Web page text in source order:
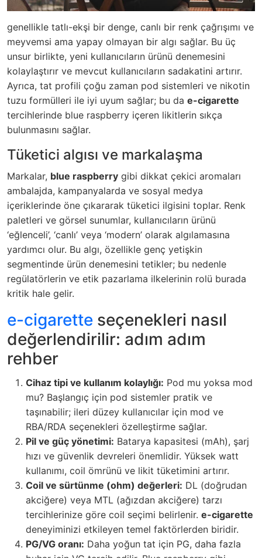
genellikle tatlı-ekşi bir denge, canlı bir renk çağrışımı ve
meyvemsi ama yapay olmayan bir algı sağlar. Bu üç
unsur birlikte, yeni kullanıcıların ürünü denemesini
kolaylaştırır ve mevcut kullanıcıların sadakatini artırır.
Ayrıca, tat profili çoğu zaman pod sistemleri ve nikotin
tuzu formülleri ile iyi uyum sağlar; bu da e-cigarette
tercihlerinde blue raspberry içeren likitlerin sıkça
bulunmasını sağlar.
Tüketici algısı ve markalaşma
Markalar, blue raspberry gibi dikkat çekici aromaları
ambalajda, kampanyalarda ve sosyal medya
içeriklerinde öne çıkararak tüketici ilgisini toplar. Renk
paletleri ve görsel sunumlar, kullanıcıların ürünü
‘eğlenceli’, ‘canlı’ veya ‘modern’ olarak algılamasına
yardımcı olur. Bu algı, özellikle genç yetişkin
segmentinde ürün denemesini tetikler; bu nedenle
regülatörlerin ve etik pazarlama ilkelerinin rolü burada
kritik hale gelir.
e-cigarette seçenekleri nasıl
değerlendirilir: adım adım
rehber
Cihaz tipi ve kullanım kolaylığı: Pod mu yoksa mod
mu? Başlangıç için pod sistemler pratik ve
taşınabilir; ileri düzey kullanıcılar için mod ve
RBA/RDA seçenekleri özelleştirme sağlar.
Pil ve güç yönetimi: Batarya kapasitesi (mAh), şarj
hızı ve güvenlik devreleri önemlidir. Yüksek watt
kullanımı, coil ömrünü ve likit tüketimini artırır.
Coil ve sürtünme (ohm) değerleri: DL (doğrudan
akciğere) veya MTL (ağızdan akciğere) tarzı
tercihlerinize göre coil seçimi belirlenir. e-cigarette
deneyiminizi etkileyen temel faktörlerden biridir.
PG/VG oranı: Daha yoğun tat için PG, daha fazla